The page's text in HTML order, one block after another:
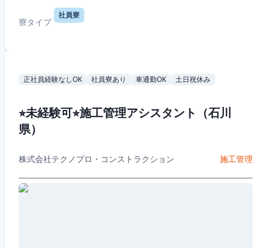
寮タイプ
社員寮
正社員経験なしOK 社員寮あり 車通勤OK 土日祝休み
⭐︎未経験可⭐︎施工管理アシスタント（石川
県）
株式会社テクノプロ・コンストラクション 施工管理